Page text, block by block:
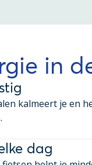
in
kalmeert je en
dag